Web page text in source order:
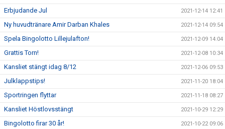
Erbjudande Jul 2021-12-14 12:41
Ny huvudtränare Amir Darban Khales 2021-12-14 09:54
Spela Bingolotto Lillejulafton! 2021-12-09 14:04
Grattis Torn! 2021-12-08 10:34
Kansliet stängt idag 8/12 2021-12-06 09:53
Julklappstips! 2021-11-20 18:04
Sportringen flyttar 2021-11-18 08:27
Kansliet Höstlovsstängt 2021-10-29 12:29
Bingolotto firar 30 år! 2021-10-22 09:06